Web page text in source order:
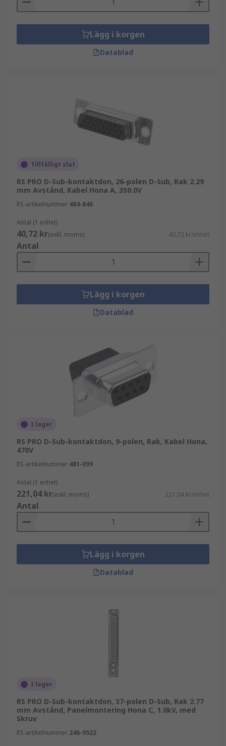
Lägg i korgen
Datablad
Tillfälligt slut
RS PRO D-Sub-kontaktdon, 26-polen D-Sub, Rak 2.29
mm Avstånd, Kabel Hona A, 350.0V
RS-artikelnummer 484-846
Antal (1 enhet)
40,72 kr(exkl. moms) 40,72 kr/enhet
Antal
Lägg i korgen
Datablad
I lager
RS PRO D-Sub-kontaktdon, 9-polen, Rak, Kabel Hona,
470V
RS-artikelnummer 481-099
Antal (1 enhet)
221,04 kr(exkl. moms) 221,04 kr/enhet
Antal
Lägg i korgen
Datablad
I lager
RS PRO D-Sub-kontaktdon, 37-polen D-Sub, Rak 2.77
mm Avstånd, Panelmontering Hona C, 1.0kV, med
Skruv
RS-artikelnummer 246-9522